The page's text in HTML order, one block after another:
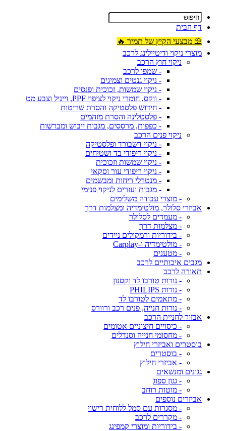
דף הבית
⛱ מבצעי הקיץ של תמיר 🔥
מוצרי ניקוי ודיטיילינג לרכב
ניקוי חוץ הרכב
- שמפו לרכב
- ניקוי גנטים וצמיגים
- ניקוי שמשות, זכוכית ופנסים
- ווקס, חומרי ניקוי לציפוי PPF, וייניל וצבע מט
- חידוש פלסטיקה והסרת שריטות
- פלסטלינה והסרת מזהמים
- כפפות, מרססים, מגבות ייבוש ומברשות
ניקוי פנים הרכב
- ניקוי דשבורד ופלסטיקה
- ניקוי ריפודי בד ושטיחים
- ניקוי שמשות וזכוכית
- ניקוי ריפודי עור וסקאי
- מנטרלי ריחות ומבשמים
- מגבות ועזרים לניקוי פנימי
- מוצרי עבודה משלימים
אביזרי סלולר, מולטימדיה ומצלמות דרך
- מעמדים לסלולר
- מצלמות דרך
- בידוריות ורמקולים ניידים
- מולטימדיה ו-Carplay
- מטענים
מגבים איכותיים לרכב
תאורה לרכב
- נורות טורבו לד וקסנון
- נורות PHILIPS
- מתאמים לטורבו לד
- נורות חנייה, פנים רכב ורוורס
אבזור לחניית הרכב
- כיסויים חיצוניים אטומים
- מחסומי חנייה וסנדלים
בוסטרים ואביזרי חילוץ
- בוסטרים
- אביזרי חילוץ
גגונים ומנשאים
- גגון ספוג
- מוטות רוחב
אביזרים נוספים
- מסגרות עם סמל ללוחית רישוי
- מקררים לרכב
- בידוריות ומוצרי קמפינג